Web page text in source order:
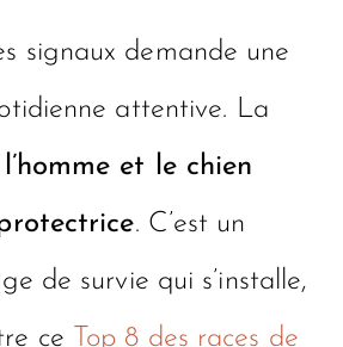
signaux demande une
attentive. La
et le chien
. C’est un
de survie qui s’installe,
ce
Top 8 des races de